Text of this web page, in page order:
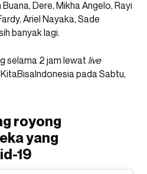
Dere, Mikha Angelo, Rayi
Ariel Nayaka, Sade
banyak lagi.
selama 2 jam lewat live
pada Sabtu,
royong
yang
19